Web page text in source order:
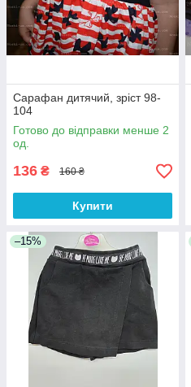
Сарафан дитячий, зріст 98-
104
Готово до відправки менше 2
од.
136 ₴ 160 ₴
Купити
–15%